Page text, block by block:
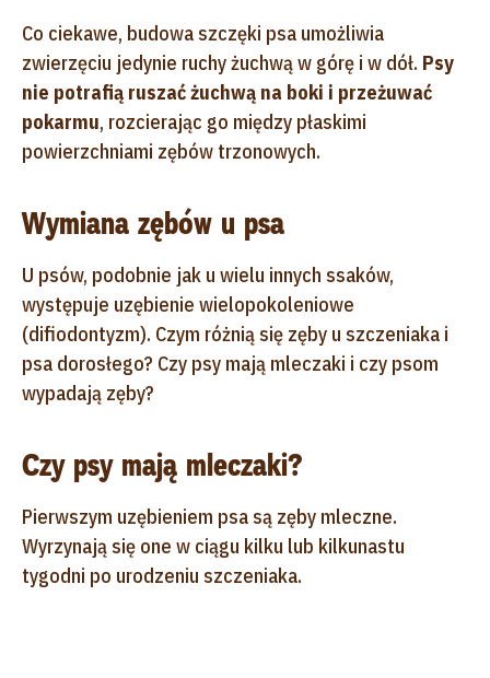
Co ciekawe, budowa szczęki psa umożliwia
zwierzęciu jedynie ruchy żuchwą w górę i w dół. Psy
nie potrafią ruszać żuchwą na boki i przeżuwać
pokarmu, rozcierając go między płaskimi
powierzchniami zębów trzonowych.
Wymiana zębów u psa
U psów, podobnie jak u wielu innych ssaków,
występuje uzębienie wielopokoleniowe
(difiodontyzm). Czym różnią się zęby u szczeniaka i
psa dorosłego? Czy psy mają mleczaki i czy psom
wypadają zęby?
Czy psy mają mleczaki?
Pierwszym uzębieniem psa są zęby mleczne.
Wyrzynają się one w ciągu kilku lub kilkunastu
tygodni po urodzeniu szczeniaka.